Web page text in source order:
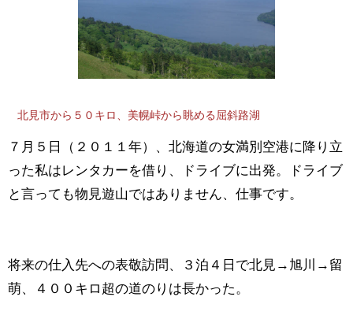
北見市から５０キロ、美幌峠から眺める屈斜路湖
７月５日（２０１１年）、北海道の女満別空港に降り立
った私はレンタカーを借り、ドライブに出発。ドライブ
と言っても物見遊山ではありません、仕事です。
将来の仕入先への表敬訪問、３泊４日で北見→旭川→留
萌、４００キロ超の道のりは長かった。